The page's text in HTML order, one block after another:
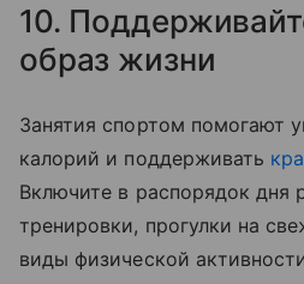
10.
образ жизни
Занятия спортом помогают
калорий и поддерживать
Включите в распорядок дня
тренировки, прогулки на
виды физической